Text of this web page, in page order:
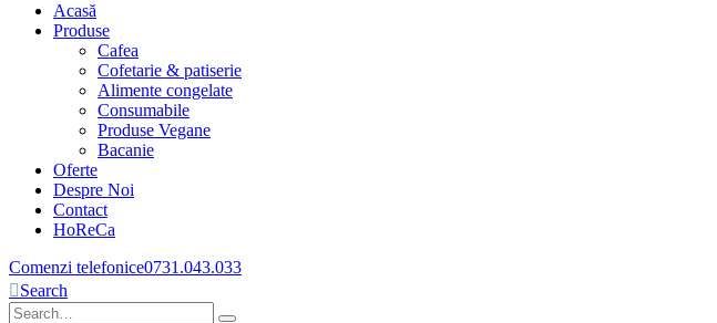
Acasă
Produse
Cafea
Cofetarie & patiserie
Alimente congelate
Consumabile
Produse Vegane
Bacanie
Oferte
Despre Noi
Contact
HoReCa
Comenzi telefonice0731.043.033
Search